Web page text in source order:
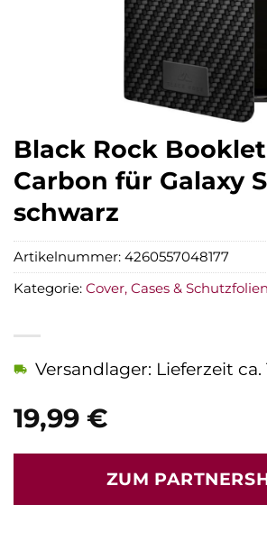
Black Rock
Carbon für Galaxy
schwarz
19,99 €
Versandlager: Lieferzeit
ZUM
Artikelnummer: 4260557048177
Kategorie: Cover, Cases & Schutzfolien